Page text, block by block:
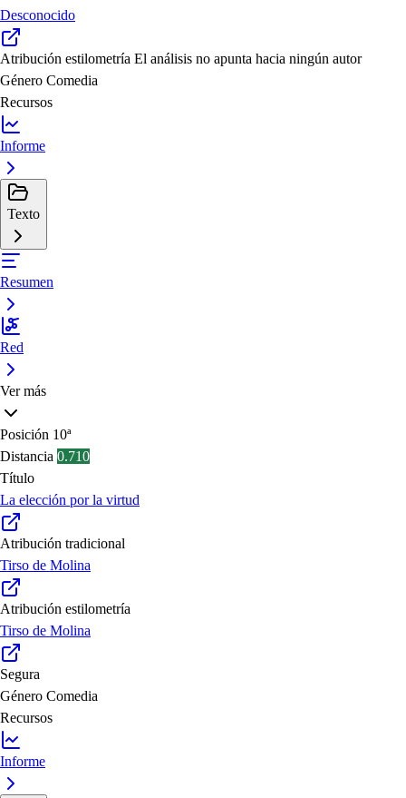
Desconocido
Atribución estilometría El análisis no apunta hacia ningún autor
Género Comedia
Recursos
Informe
Texto
Resumen
Red
Ver más
Posición 10ª
Distancia 0.710
Título
La elección por la virtud
Atribución tradicional
Tirso de Molina
Atribución estilometría
Tirso de Molina
Segura
Género Comedia
Recursos
Informe